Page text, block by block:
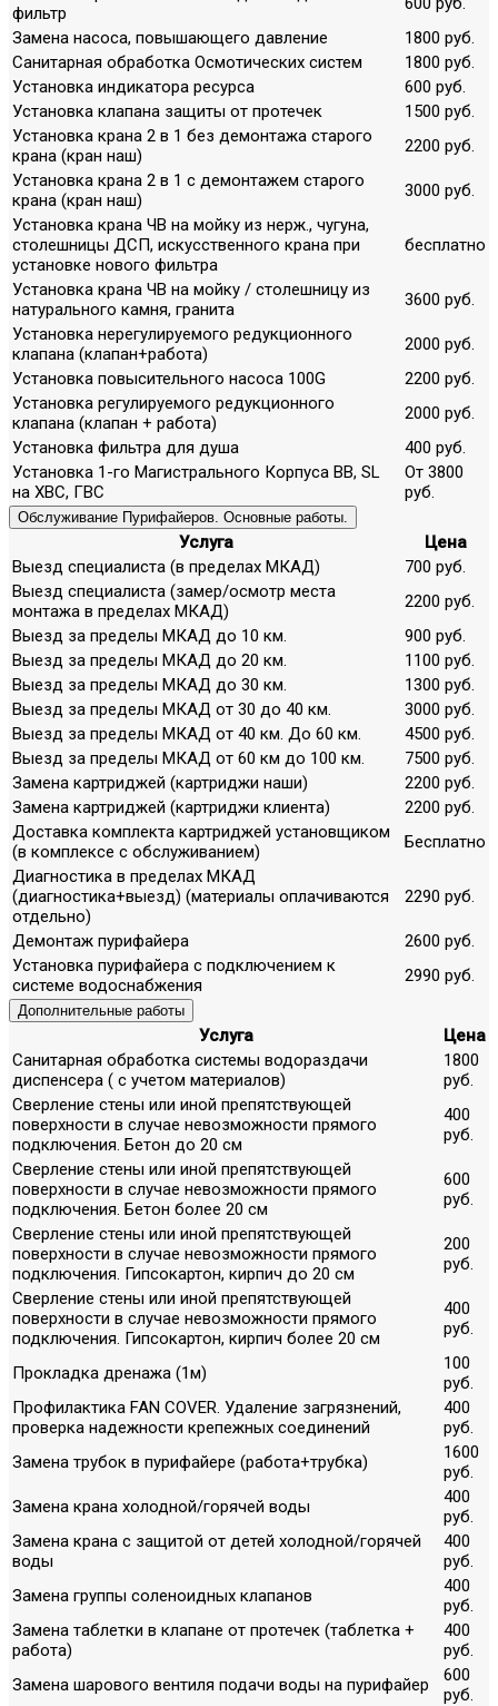
фильтр
Замена насоса, повышающего давление
1800 руб.
Санитарная обработка Осмотических систем
1800 руб.
Установка индикатора ресурса
600 руб.
Установка клапана защиты от протечек
1500 руб.
Установка крана 2 в 1 без демонтажа старого
крана (кран наш)
2200 руб.
Установка крана 2 в 1 с демонтажем старого
крана (кран наш)
3000 руб.
Установка крана ЧВ на мойку из нерж., чугуна,
столешницы ДСП, искусственного крана при
установке нового фильтра
бесплатно
Установка крана ЧВ на мойку / столешницу из
натурального камня, гранита
3600 руб.
Установка нерегулируемого редукционного
клапана (клапан+работа)
2000 руб.
Установка повысительного насоса 100G
2200 руб.
Установка регулируемого редукционного
клапана (клапан + работа)
2000 руб.
Установка фильтра для душа
400 руб.
Установка 1-го Магистрального Корпуса ВВ, SL
на ХВС, ГВС
От 3800
руб.
Обслуживание Пурифайеров. Основные работы.
Услуга
Цена
Выезд специалиста (в пределах МКАД)
700 руб.
Выезд специалиста (замер/осмотр места
монтажа в пределах МКАД)
2200 руб.
Выезд за пределы МКАД до 10 км.
900 руб.
Выезд за пределы МКАД до 20 км.
1100 руб.
Выезд за пределы МКАД до 30 км.
1300 руб.
Выезд за пределы МКАД от 30 до 40 км.
3000 руб.
Выезд за пределы МКАД от 40 км. До 60 км.
4500 руб.
Выезд за пределы МКАД от 60 км до 100 км.
7500 руб.
Замена картриджей (картриджи наши)
2200 руб.
Замена картриджей (картриджи клиента)
2200 руб.
Доставка комплекта картриджей установщиком
(в комплексе с обслуживанием)
Бесплатно
Диагностика в пределах МКАД
(диагностика+выезд) (материалы оплачиваются
отдельно)
2290 руб.
Демонтаж пурифайера
2600 руб.
Установка пурифайера с подключением к
системе водоснабжения
2990 руб.
Дополнительные работы
Услуга
Цена
Санитарная обработка системы водораздачи
диспенсера ( с учетом материалов)
1800
руб.
Сверление стены или иной препятствующей
поверхности в случае невозможности прямого
подключения. Бетон до 20 см
400
руб.
Сверление стены или иной препятствующей
поверхности в случае невозможности прямого
подключения. Бетон более 20 см
600
руб.
Сверление стены или иной препятствующей
поверхности в случае невозможности прямого
подключения. Гипсокартон, кирпич до 20 см
200
руб.
Сверление стены или иной препятствующей
поверхности в случае невозможности прямого
подключения. Гипсокартон, кирпич более 20 см
400
руб.
Прокладка дренажа (1м)
100
руб.
Профилактика FAN COVER. Удаление загрязнений,
проверка надежности крепежных соединений
400
руб.
Замена трубок в пурифайере (работа+трубка)
1600
руб.
Замена крана холодной/горячей воды
400
руб.
Замена крана с защитой от детей холодной/горячей
воды
400
руб.
Замена группы соленоидных клапанов
400
руб.
Замена таблетки в клапане от протечек (таблетка +
работа)
400
руб.
Замена шарового вентиля подачи воды на пурифайер
600
руб.